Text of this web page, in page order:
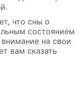
что сны о
состоянием
на свои
вам сказать